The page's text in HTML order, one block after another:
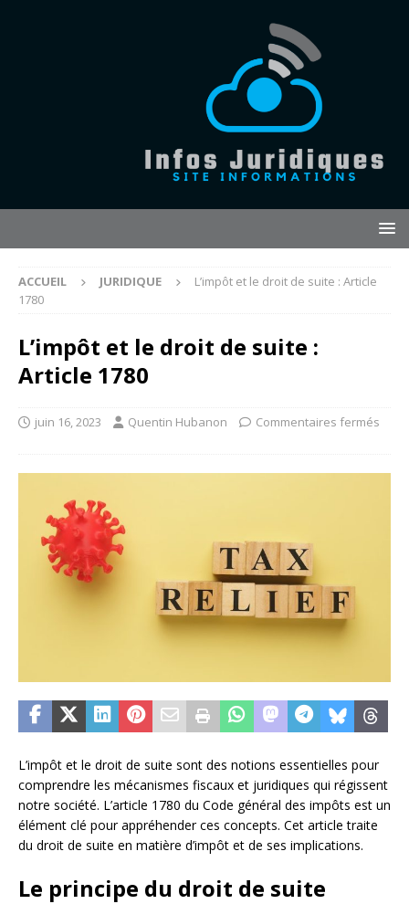
ACCUEIL JURIDIQUE
L’impôt et le droit de suite : Article
1780
L’impôt et le droit de suite :
Article 1780
juin 16, 2023 Quentin Hubanon Commentaires fermés
L’impôt et le droit de suite sont des notions essentielles pour
comprendre les mécanismes fiscaux et juridiques qui régissent
notre société. L’article 1780 du Code général des impôts est un
élément clé pour appréhender ces concepts. Cet article traite
du droit de suite en matière d’impôt et de ses implications.
Le principe du droit de suite